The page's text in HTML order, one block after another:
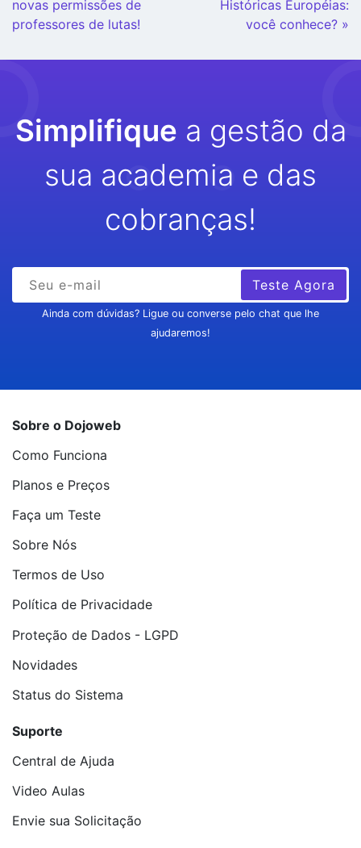
Lendo
novas permissões de
professores de lutas!
Históricas Européias:
você conhece? »
Simplifique a gestão da
sua academia e das
cobranças!
Teste Agora
Ainda com dúvidas? Ligue ou converse pelo chat que lhe
ajudaremos!
Sobre o Dojoweb
Como Funciona
Planos e Preços
Faça um Teste
Sobre Nós
Termos de Uso
Política de Privacidade
Proteção de Dados - LGPD
Novidades
Status do Sistema
Suporte
Central de Ajuda
Video Aulas
Envie sua Solicitação